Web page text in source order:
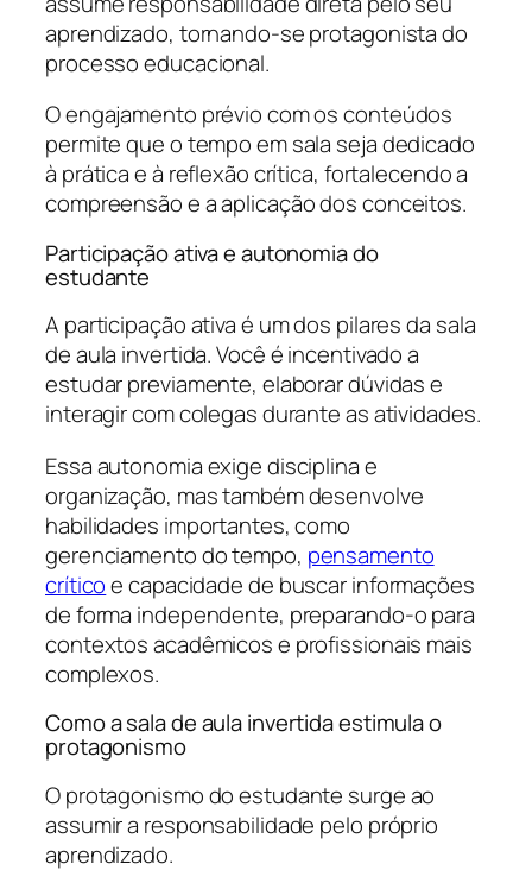
aprendizado, tornando-se protagonista do
processo educacional.
O engajamento prévio com os conteúdos
permite que o tempo em sala seja dedicado
à prática e à reflexão crítica, fortalecendo a
compreensão e a aplicação dos conceitos.
Participação ativa e autonomia do
estudante
A participação ativa é um dos pilares da sala
de aula invertida. Você é incentivado a
estudar previamente, elaborar dúvidas e
interagir com colegas durante as atividades.
Essa autonomia exige disciplina e
organização, mas também desenvolve
habilidades importantes, como
gerenciamento do tempo, pensamento
críticoe capacidade de buscar informações
de forma independente, preparando-o para
contextos acadêmicos e profissionais mais
complexos.
Como a sala de aula invertida estimula o
protagonismo
O protagonismo do estudante surge ao
assumir a responsabilidade pelo próprio
aprendizado.